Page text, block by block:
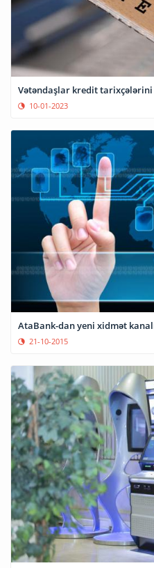
Vətəndaşlar kredit
10-01-2023
AtaBank-dan yeni xidmət
21-10-2015